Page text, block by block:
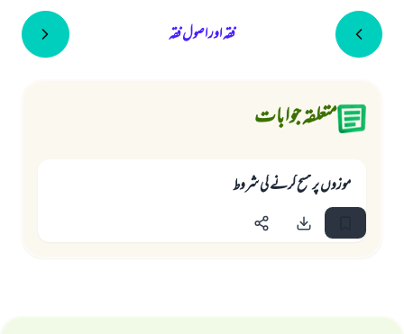
فقہ اور اصول فقہ
متعلقہ جوابات
موزوں پر مسح كرنے كى شروط